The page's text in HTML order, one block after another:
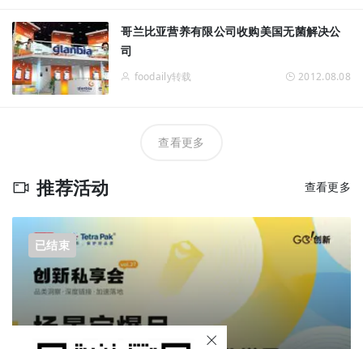
哥兰比亚营养有限公司收购美国无菌解决公
司
foodaily转载 2012.08.08
查看更多
推荐活动 查看更多
已结束